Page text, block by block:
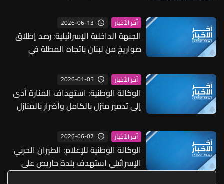
آخر الأخبار 2026-06-13
الجبهة الداخلية الإسرائيلية: رصد إطلاق
صواريخ من لبنان باتجاه المطلة في
آخر الأخبار 2026-01-05
الوكالة الوطنية: استهداف المنارة أدى
إلى تدمير منزل بالكامل وأضرار بالمنازل
آخر الأخبار 2026-06-07
الوكالة الوطنية للإعلام: الطيران الحربي
الإسرائيلي استهدف بلدة حاريص على
ثلاث دفعات